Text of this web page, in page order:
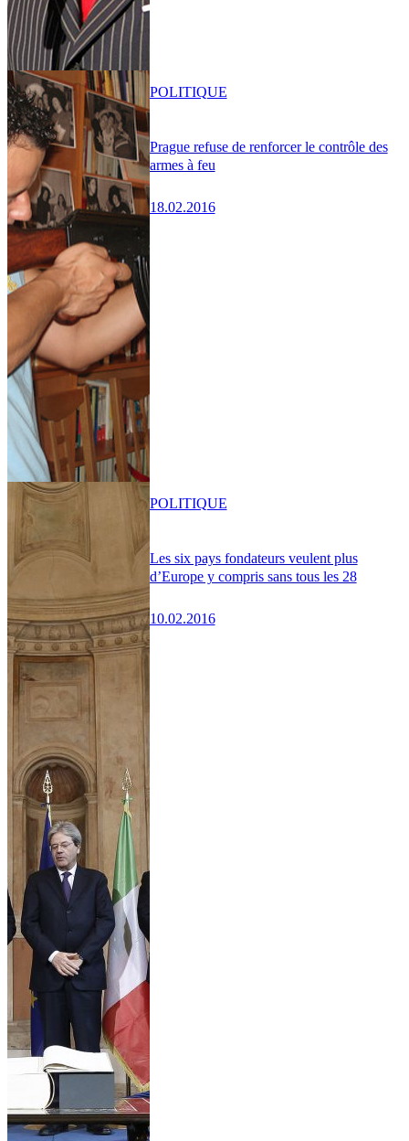
Prague refuse de renforcer le contrôle des
armes à feu
18.02.2016
POLITIQUE
Les six pays fondateurs veulent plus
d’Europe y compris sans tous les 28
10.02.2016
POLITIQUE